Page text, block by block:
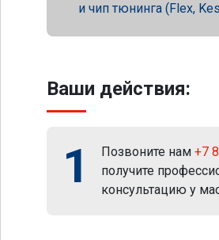
и чип тюнинга (Flex,
Ваши действия:
1 Позвоните нам +7
получите
консультацию у